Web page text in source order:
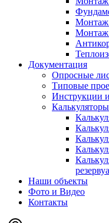
Монтаж
Монтаж
Документация
Опросные
Типовые
Инструкции
Наши объекты
Фото и Видео
Контакты